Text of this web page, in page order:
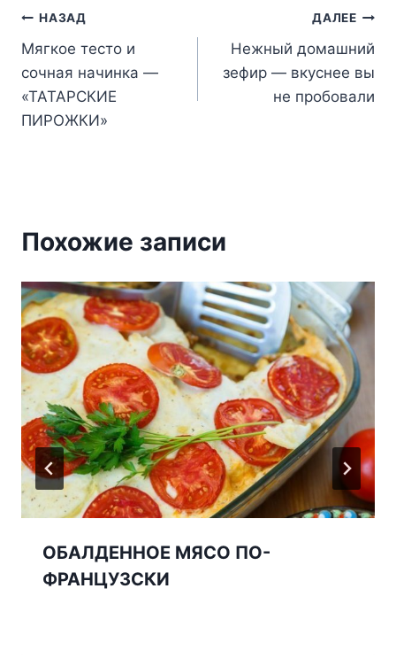
Навигация
по
записям
НАЗАД
Мягкое тесто и
сочная начинка —
«ТАТАРСКИЕ
ПИРОЖКИ»
ДАЛЕЕ
Нежный домашний
зефир — вкуснее вы
не пробовали
Похожие записи
ОБАЛДЕННОЕ МЯСО ПО-
ФРАНЦУЗСКИ